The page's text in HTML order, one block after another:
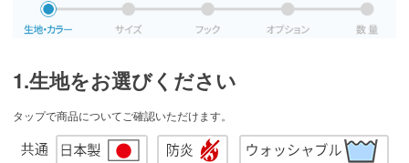
1.生地をお選びください
タップで商品についてご確認いただけます。